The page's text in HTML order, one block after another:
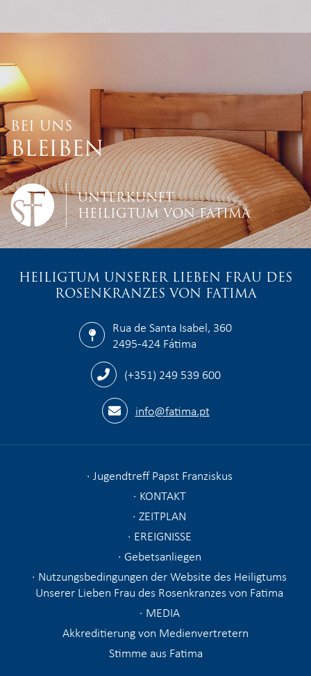
BEI UNS
BLEIBEN
UNTERKUNFT
HEILIGTUM VON FATIMA
HEILIGTUM UNSERER LIEBEN FRAU DES
ROSENKRANZES VON FATIMA
Rua de Santa Isabel, 360
2495-424 Fátima
(+351) 249 539 600
info@fatima.pt
Jugendtreff Papst Franziskus
KONTAKT
ZEITPLAN
EREIGNISSE
Gebetsanliegen
Nutzungsbedingungen der Website des Heiligtums
Unserer Lieben Frau des Rosenkranzes von Fatima
MEDIA
Akkreditierung von Medienvertretern
Stimme aus Fatima